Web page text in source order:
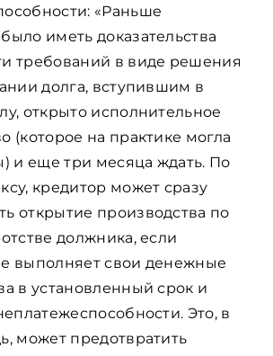
«Раньше
иметь доказательства
требований в виде решения
долга, вступившим в
открыто исполнительное
(которое на практике могла
и еще три месяца ждать. По
кредитор может сразу
открытие производства по
должника, если
выполняет свои денежные
в установленный срок и
Это, в
может предотвратить